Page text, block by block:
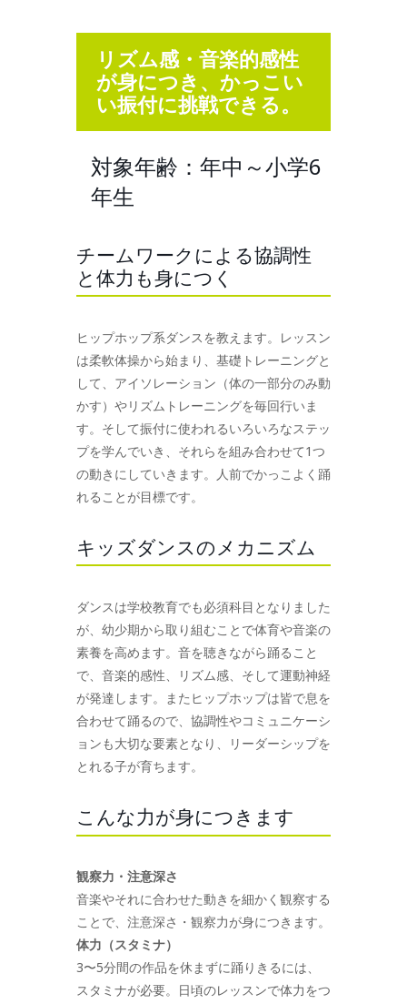
リズム感・音楽的感性
が身につき、かっこい
い振付に挑戦できる。
対象年齢：年中～小学6
年生
チームワークによる協調性
と体力も身につく
ヒップホップ系ダンスを教えます。レッスン
は柔軟体操から始まり、基礎トレーニングと
して、アイソレーション（体の一部分のみ動
かす）やリズムトレーニングを毎回行いま
す。そして振付に使われるいろいろなステッ
プを学んでいき、それらを組み合わせて1つ
の動きにしていきます。人前でかっこよく踊
れることが目標です。
キッズダンスのメカニズム
ダンスは学校教育でも必須科目となりました
が、幼少期から取り組むことで体育や音楽の
素養を高めます。音を聴きながら踊ること
で、音楽的感性、リズム感、そして運動神経
が発達します。またヒップホップは皆で息を
合わせて踊るので、協調性やコミュニケーシ
ョンも大切な要素となり、リーダーシップを
とれる子が育ちます。
こんな力が身につきます
観察力・注意深さ
音楽やそれに合わせた動きを細かく観察する
ことで、注意深さ・観察力が身につきます。
体力（スタミナ）
3〜5分間の作品を休まずに踊りきるには、
スタミナが必要。日頃のレッスンで体力をつ